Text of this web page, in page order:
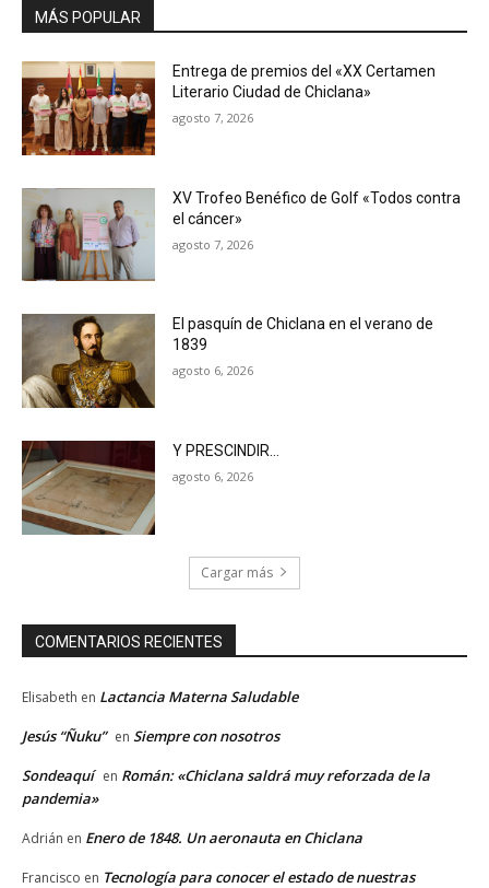
MÁS POPULAR
Entrega de premios del «XX Certamen
Literario Ciudad de Chiclana»
agosto 7, 2026
XV Trofeo Benéfico de Golf «Todos contra
el cáncer»
agosto 7, 2026
El pasquín de Chiclana en el verano de
1839
agosto 6, 2026
Y PRESCINDIR…
agosto 6, 2026
Cargar más
COMENTARIOS RECIENTES
Elisabeth en Lactancia Materna Saludable
Jesús “Ñuku” en Siempre con nosotros
Sondeaquí en Román: «Chiclana saldrá muy reforzada de la
pandemia»
Adrián en Enero de 1848. Un aeronauta en Chiclana
Francisco en Tecnología para conocer el estado de nuestras